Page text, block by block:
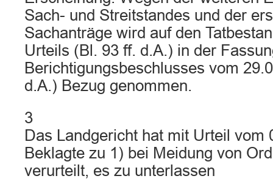
Sach- und Streitstandes und der
Sachanträge wird auf den
Urteils (Bl. 93 ff. d.A.) in der
Berichtigungsbeschlusses vom
d.A.) Bezug genommen.
3
Das Landgericht hat mit Urteil vom
Beklagte zu 1) bei Meidung von
verurteilt, es zu unterlassen